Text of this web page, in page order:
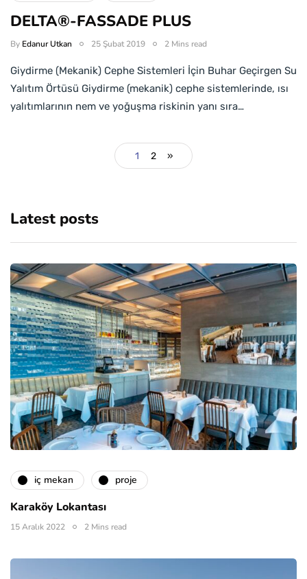
DELTA®-FASSADE PLUS
By Edanur Utkan 25 Şubat 2019 2 Mins read
Giydirme (Mekanik) Cephe Sistemleri İçin Buhar Geçirgen Su
Yalıtım Örtüsü Giydirme (mekanik) cephe sistemlerinde, ısı
yalıtımlarının nem ve yoğuşma riskinin yanı sıra…
1 2 »
Latest posts
i̇ç mekan proje
Karaköy Lokantası
15 Aralık 2022 2 Mins read